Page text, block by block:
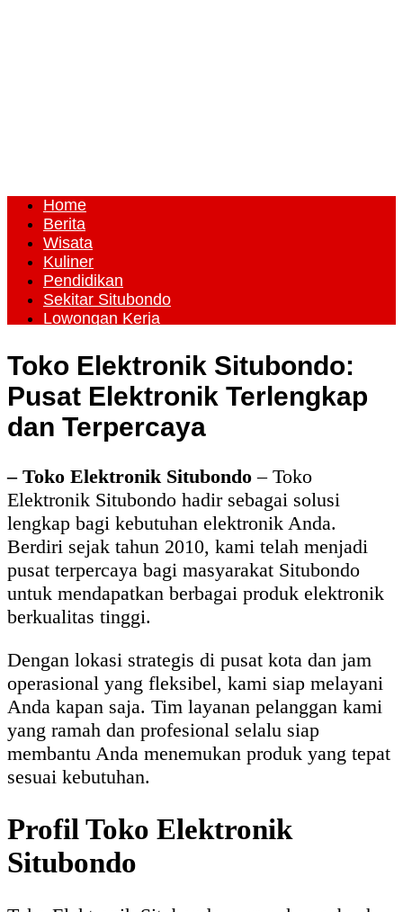
Home
Berita
Wisata
Kuliner
Pendidikan
Sekitar Situbondo
Lowongan Kerja
Toko Elektronik Situbondo:
Pusat Elektronik Terlengkap
dan Terpercaya
– Toko Elektronik Situbondo – Toko
Elektronik Situbondo hadir sebagai solusi
lengkap bagi kebutuhan elektronik Anda.
Berdiri sejak tahun 2010, kami telah menjadi
pusat terpercaya bagi masyarakat Situbondo
untuk mendapatkan berbagai produk elektronik
berkualitas tinggi.
Dengan lokasi strategis di pusat kota dan jam
operasional yang fleksibel, kami siap melayani
Anda kapan saja. Tim layanan pelanggan kami
yang ramah dan profesional selalu siap
membantu Anda menemukan produk yang tepat
sesuai kebutuhan.
Profil Toko Elektronik
Situbondo